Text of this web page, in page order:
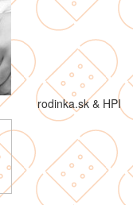
rodinka.sk & HPI